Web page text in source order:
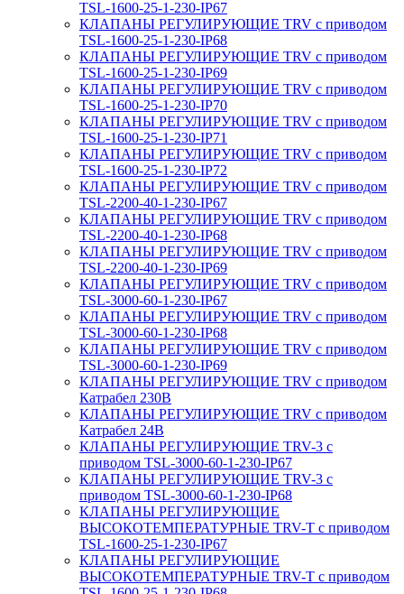
TSL-1600-25-1-230-IP67
КЛАПАНЫ РЕГУЛИРУЮЩИЕ TRV с приводом
TSL-1600-25-1-230-IP68
КЛАПАНЫ РЕГУЛИРУЮЩИЕ TRV с приводом
TSL-1600-25-1-230-IP69
КЛАПАНЫ РЕГУЛИРУЮЩИЕ TRV с приводом
TSL-1600-25-1-230-IP70
КЛАПАНЫ РЕГУЛИРУЮЩИЕ TRV с приводом
TSL-1600-25-1-230-IP71
КЛАПАНЫ РЕГУЛИРУЮЩИЕ TRV с приводом
TSL-1600-25-1-230-IP72
КЛАПАНЫ РЕГУЛИРУЮЩИЕ TRV с приводом
TSL-2200-40-1-230-IP67
КЛАПАНЫ РЕГУЛИРУЮЩИЕ TRV с приводом
TSL-2200-40-1-230-IP68
КЛАПАНЫ РЕГУЛИРУЮЩИЕ TRV с приводом
TSL-2200-40-1-230-IP69
КЛАПАНЫ РЕГУЛИРУЮЩИЕ TRV с приводом
TSL-3000-60-1-230-IP67
КЛАПАНЫ РЕГУЛИРУЮЩИЕ TRV с приводом
TSL-3000-60-1-230-IP68
КЛАПАНЫ РЕГУЛИРУЮЩИЕ TRV с приводом
TSL-3000-60-1-230-IP69
КЛАПАНЫ РЕГУЛИРУЮЩИЕ TRV с приводом
Катрабел 230В
КЛАПАНЫ РЕГУЛИРУЮЩИЕ TRV с приводом
Катрабел 24В
КЛАПАНЫ РЕГУЛИРУЮЩИЕ TRV-3 с
приводом TSL-3000-60-1-230-IP67
КЛАПАНЫ РЕГУЛИРУЮЩИЕ TRV-3 с
приводом TSL-3000-60-1-230-IP68
КЛАПАНЫ РЕГУЛИРУЮЩИЕ
ВЫСОКОТЕМПЕРАТУРНЫЕ TRV-T с приводом
TSL-1600-25-1-230-IP67
КЛАПАНЫ РЕГУЛИРУЮЩИЕ
ВЫСОКОТЕМПЕРАТУРНЫЕ TRV-T с приводом